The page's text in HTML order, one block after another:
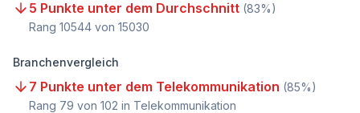
5 Punkte unter dem Durchschnitt (83%)
Rang 10544 von 15030
Branchenvergleich
7 Punkte unter dem Telekommunikation (85%)
Rang 79 von 102 in Telekommunikation